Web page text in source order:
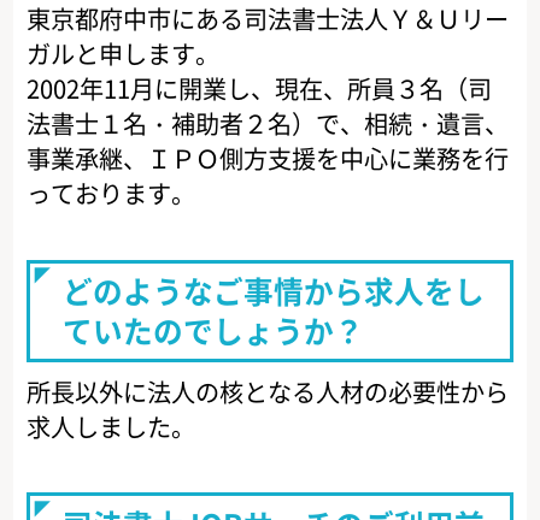
東京都府中市にある司法書士法人Ｙ＆Ｕリー
ガルと申します。
2002年11月に開業し、現在、所員３名（司
法書士１名・補助者２名）で、相続・遺言、
事業承継、ＩＰＯ側方支援を中心に業務を行
っております。
どのようなご事情から求人をし
ていたのでしょうか？
所長以外に法人の核となる人材の必要性から
求人しました。